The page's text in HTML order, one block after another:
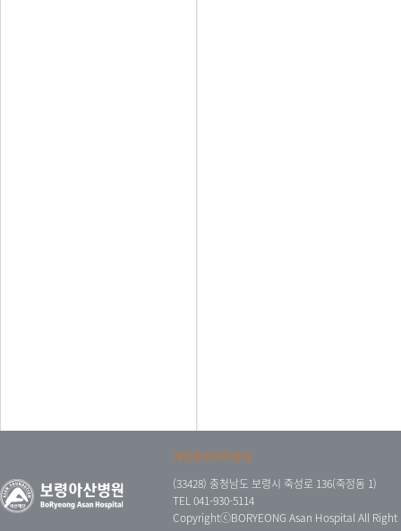
개인정보처리방침
(33428) 충청남도 보령시 죽성로 136(죽정동 1)
TEL 041-930-5114
CopyrightⓒBORYEONG Asan Hospital All Right